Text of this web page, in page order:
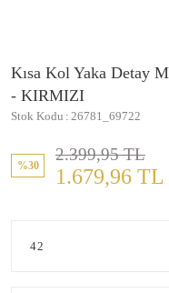
Kısa Kol Yaka Detay
- KIRMIZI
Stok Kodu 26781_69722
%30
2.399,95 TL
1.679,96 TL